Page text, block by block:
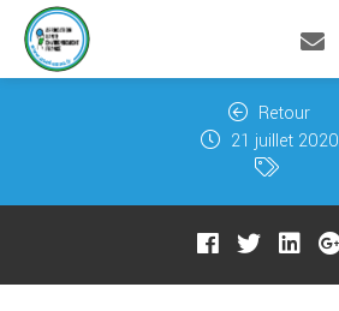
Retour
21 juillet 2020